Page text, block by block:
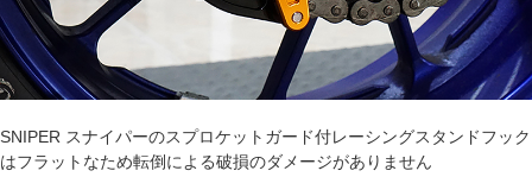
SNIPER スナイパーのスプロケットガード付レーシングスタンドフック
はフラットなため転倒による破損のダメージがありません